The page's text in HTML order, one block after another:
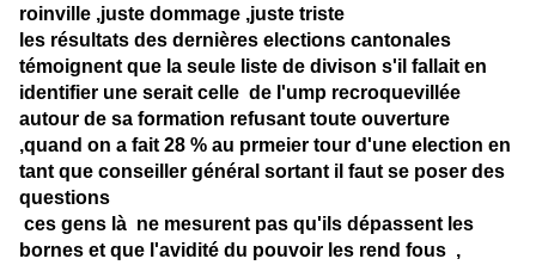
roinville ,juste dommage ,juste triste
les résultats des dernières elections cantonales
témoignent que la seule liste de divison s'il fallait en
identifier une serait celle de l'ump recroquevillée
autour de sa formation refusant toute ouverture
,quand on a fait 28 % au prmeier tour d'une election en
tant que conseiller général sortant il faut se poser des
questions
ces gens là ne mesurent pas qu'ils dépassent les
bornes et que l'avidité du pouvoir les rend fous ,